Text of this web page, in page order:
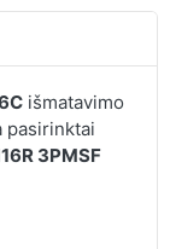
išmatavimo
pasirinktai
3PMSF